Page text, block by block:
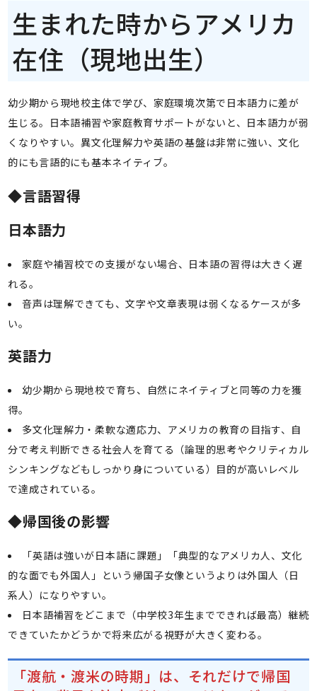
生まれた時からアメリカ
在住（現地出生）
幼少期から現地校主体で学び、家庭環境次第で日本語力に差が
生じる。日本語補習や家庭教育サポートがないと、日本語力が弱
くなりやすい。異文化理解力や英語の基盤は非常に強い、文化
的にも言語的にも基本ネイティブ。
◆言語習得
日本語力
家庭や補習校での支援がない場合、日本語の習得は大きく遅
れる。
音声は理解できても、文字や文章表現は弱くなるケースが多
い。
英語力
幼少期から現地校で育ち、自然にネイティブと同等の力を獲
得。
多文化理解力・柔軟な適応力、アメリカの教育の目指す、自
分で考え判断できる社会人を育てる（論理的思考やクリティカル
シンキングなどもしっかり身についている）目的が高いレベル
で達成されている。
◆帰国後の影響
「英語は強いが日本語に課題」「典型的なアメリカ人、文化
的な面でも外国人」という帰国子女像というよりは外国人（日
系人）になりやすい。
日本語補習をどこまで（中学校3年生までできれば最高）継続
できていたかどうかで将来広がる視野が大きく変わる。
「渡航・渡米の時期」は、それだけで帰国